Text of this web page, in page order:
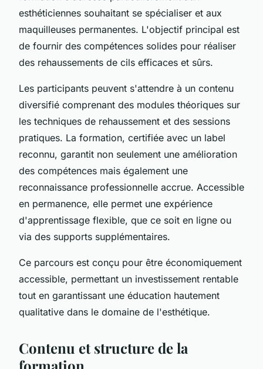
esthéticiennes souhaitant se spécialiser et aux
maquilleuses permanentes. L'objectif principal est
de fournir des compétences solides pour réaliser
des rehaussements de cils efficaces et sûrs.
Les participants peuvent s'attendre à un contenu
diversifié comprenant des modules théoriques sur
les techniques de rehaussement et des sessions
pratiques. La formation, certifiée avec un label
reconnu, garantit non seulement une amélioration
des compétences mais également une
reconnaissance professionnelle accrue. Accessible
en permanence, elle permet une expérience
d'apprentissage flexible, que ce soit en ligne ou
via des supports supplémentaires.
Ce parcours est conçu pour être économiquement
accessible, permettant un investissement rentable
tout en garantissant une éducation hautement
qualitative dans le domaine de l'esthétique.
Contenu et structure de la